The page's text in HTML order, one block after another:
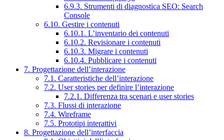
6.9.3. Strumenti di diagnostica SEO: Search
Console
6.10. Gestire i contenuti
6.10.1. L’inventario dei contenuti
6.10.2. Revisionare i contenuti
6.10.3. Migrare i contenuti
6.10.4. Pubblicare i contenuti
7. Progettazione dell’interazione
7.1. Caratteristiche dell’interazione
7.2. User stories per definire l’interazione
7.2.1. Differenza tra scenari e user stories
7.3. Flussi di interazione
7.4. Wireframe
7.5. Prototipi interattivi
8. Progettazione dell’interfaccia